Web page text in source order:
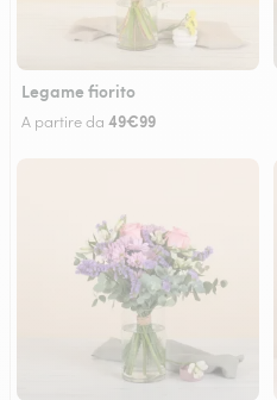
Legame fiorito
A partire da 49€99